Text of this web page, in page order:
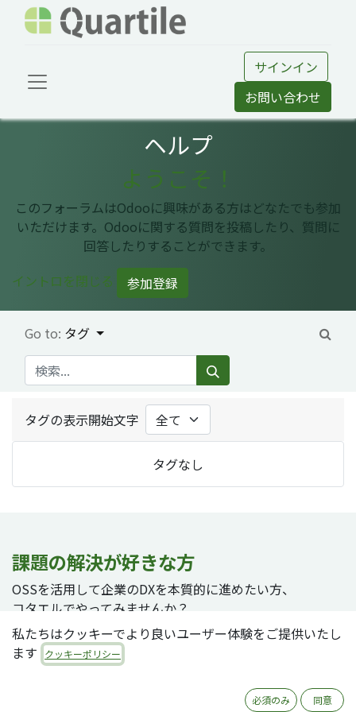
サインイン
お問い合わせ
ヘルプ
ようこそ！
このフォーラムはOdooに興味がある方はどなたでも参加
いただけます。Odooに関する質問を投稿したり、質問に
回答したりすることができます。
イントロを閉じる
参加登録
Go to: タグ
タグの表示開始文字
タグなし
課題の解決が好きな方
OSSを活用して企業のDXを本質的に進めたい方、
コタエルでやってみませんか？
私たちはクッキーでより良いユーザー体験をご提供いたし
ます
クッキーポリシー
必須のみ 同意